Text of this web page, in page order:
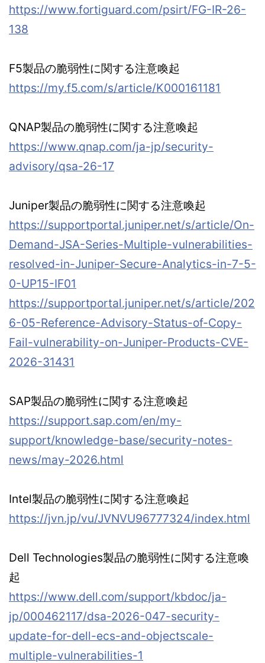
https://www.fortiguard.com/psirt/FG-IR-26-
138
F5製品の脆弱性に関する注意喚起
https://my.f5.com/s/article/K000161181
QNAP製品の脆弱性に関する注意喚起
https://www.qnap.com/ja-jp/security-
advisory/qsa-26-17
Juniper製品の脆弱性に関する注意喚起
https://supportportal.juniper.net/s/article/On-
Demand-JSA-Series-Multiple-vulnerabilities-
resolved-in-Juniper-Secure-Analytics-in-7-5-
0-UP15-IF01
https://supportportal.juniper.net/s/article/202
6-05-Reference-Advisory-Status-of-Copy-
Fail-vulnerability-on-Juniper-Products-CVE-
2026-31431
SAP製品の脆弱性に関する注意喚起
https://support.sap.com/en/my-
support/knowledge-base/security-notes-
news/may-2026.html
Intel製品の脆弱性に関する注意喚起
https://jvn.jp/vu/JVNVU96777324/index.html
Dell Technologies製品の脆弱性に関する注意喚
起
https://www.dell.com/support/kbdoc/ja-
jp/000462117/dsa-2026-047-security-
update-for-dell-ecs-and-objectscale-
multiple-vulnerabilities-1